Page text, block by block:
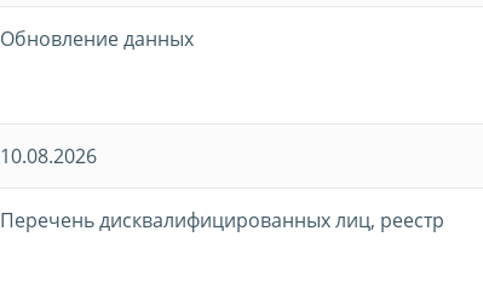
Обновление данных
10.08.2026
Перечень дисквалифицированных лиц, реестр